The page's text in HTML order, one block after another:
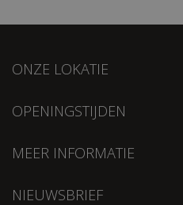
ONZE LOKATIE
OPENINGSTIJDEN
MEER INFORMATIE
NIEUWSBRIEF